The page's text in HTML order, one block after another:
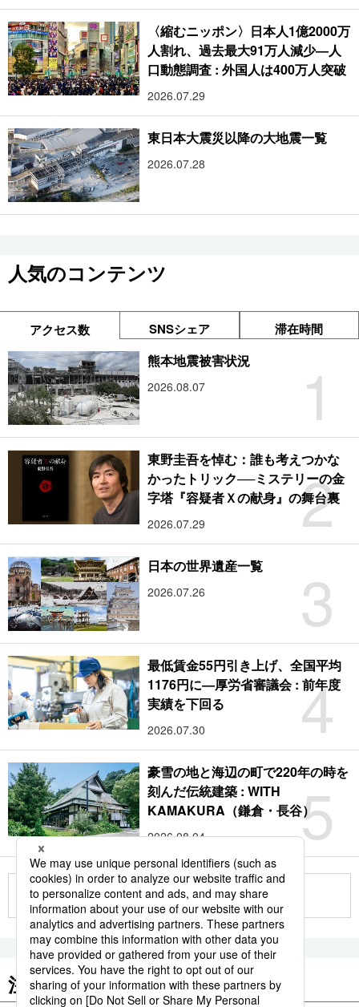
〈縮むニッポン〉日本人1億2000万
人割れ、過去最大91万人減少―人
口動態調査 : 外国人は400万人突破
2026.07.29
東日本大震災以降の大地震一覧
2026.07.28
人気のコンテンツ
アクセス数 SNSシェア 滞在時間
1
熊本地震被害状況
2026.08.07
2
東野圭吾を悼む：誰も考えつかな
かったトリック──ミステリーの金
字塔『容疑者Ｘの献身』の舞台裏
2026.07.29
3
日本の世界遺産一覧
2026.07.26
4
最低賃金55円引き上げ、全国平均
1176円に―厚労省審議会 : 前年度
実績を下回る
2026.07.30
5
豪雪の地と海辺の町で220年の時を
刻んだ伝統建築 : WITH
KAMAKURA（鎌倉・長谷）
2026.08.04
もっと見る
注目のキーワード